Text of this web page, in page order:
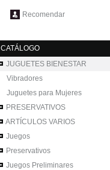
Recomendar
CATÁLOGO
JUGUETES BIENESTAR
Vibradores
Juguetes para Mujeres
PRESERVATIVOS
ARTÍCULOS VARIOS
Juegos
Preservativos
Juegos Preliminares